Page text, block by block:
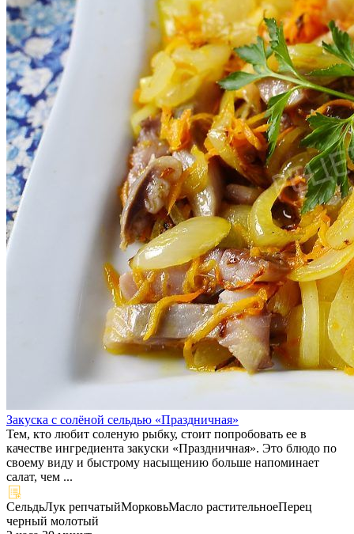
Закуска с солёной сельдью «Праздничная»
Тем, кто любит соленую рыбку, стоит попробовать ее в
качестве ингредиента закуски «Праздничная». Это блюдо по
своему виду и быстрому насыщению больше напоминает
салат, чем ...
СельдьЛук репчатыйМорковьМасло растительноеПерец
черный молотый